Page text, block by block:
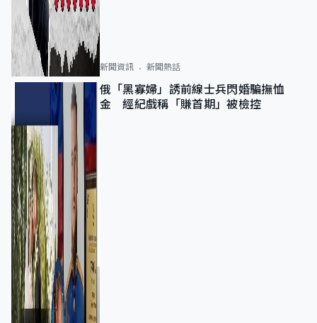
新聞資訊 新聞熱話
俄「黑寡婦」誘前線士兵閃婚騙撫恤
金 經紀戲稱「賺首期」被檢控